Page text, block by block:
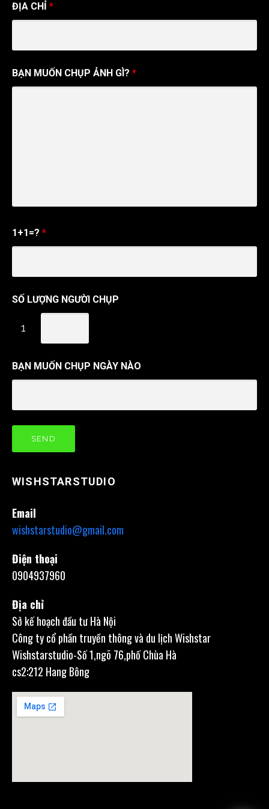
ĐỊA CHỈ *
BẠN MUỐN CHỤP ẢNH GÌ? *
1+1=? *
SỐ LƯỢNG NGƯỜI CHỤP
1
BẠN MUỐN CHỤP NGÀY NÀO
WISHSTARSTUDIO
Email
wishstarstudio@gmail.com
Điện thoại
0904937960
Địa chỉ
Sở kế hoạch đầu tư Hà Nội
Công ty cổ phần truyền thông và du lịch Wishstar
Wishstarstudio-Số 1,ngõ 76,phố Chùa Hà
cs2:212 Hang Bông